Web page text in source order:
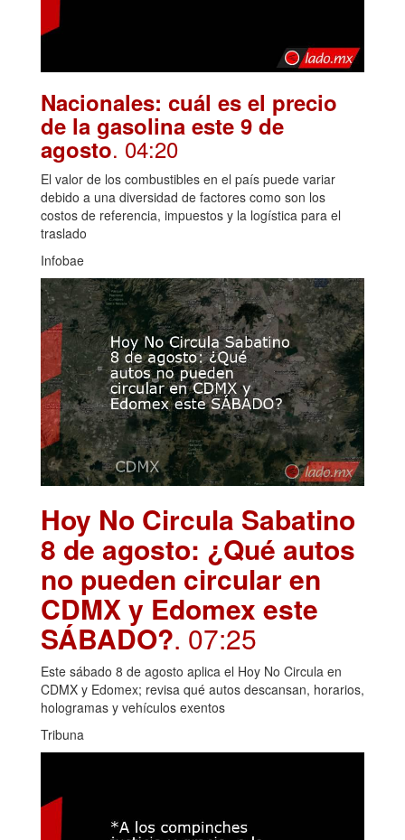
Nacionales: cuál es el precio
de la gasolina este 9 de
agosto. 04:20
El valor de los combustibles en el país puede variar
debido a una diversidad de factores como son los
costos de referencia, impuestos y la logística para el
traslado
Infobae
Hoy No Circula Sabatino
8 de agosto: ¿Qué autos
no pueden circular en
CDMX y Edomex este
SÁBADO?. 07:25
Este sábado 8 de agosto aplica el Hoy No Circula en
CDMX y Edomex; revisa qué autos descansan, horarios,
hologramas y vehículos exentos
Tribuna